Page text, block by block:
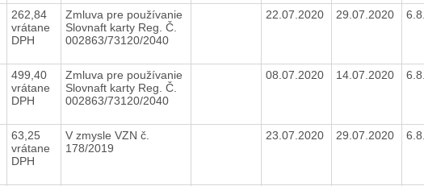
262,84
vrátane
DPH
Zmluva pre používanie
Slovnaft karty Reg. Č.
002863/73120/2040
22.07.2020 29.07.2020
499,40
vrátane
DPH
Zmluva pre používanie
Slovnaft karty Reg. Č.
002863/73120/2040
08.07.2020 14.07.2020
63,25
vrátane
DPH
V zmysle VZN č.
178/2019
23.07.2020 29.07.2020